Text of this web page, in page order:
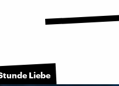
Liebe